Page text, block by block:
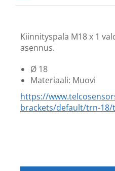
Kiinnityspala M18 x 1
asennus.
Ø 18
Materiaali: Muovi
https://
brackets/default/trn-18/